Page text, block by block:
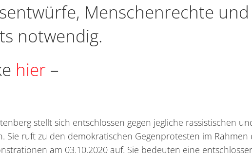
Menschenrechte
notwendig.
hier –
stellt sich entschlossen gegen jegliche rassistischen
Sie ruft zu den demokratischen Gegenprotesten im Rahmen
am 03.10.2020 auf. Sie bedeuten eine